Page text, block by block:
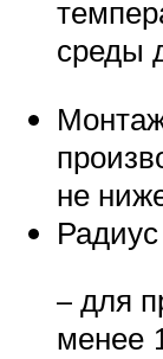
среды
не
– для
менее